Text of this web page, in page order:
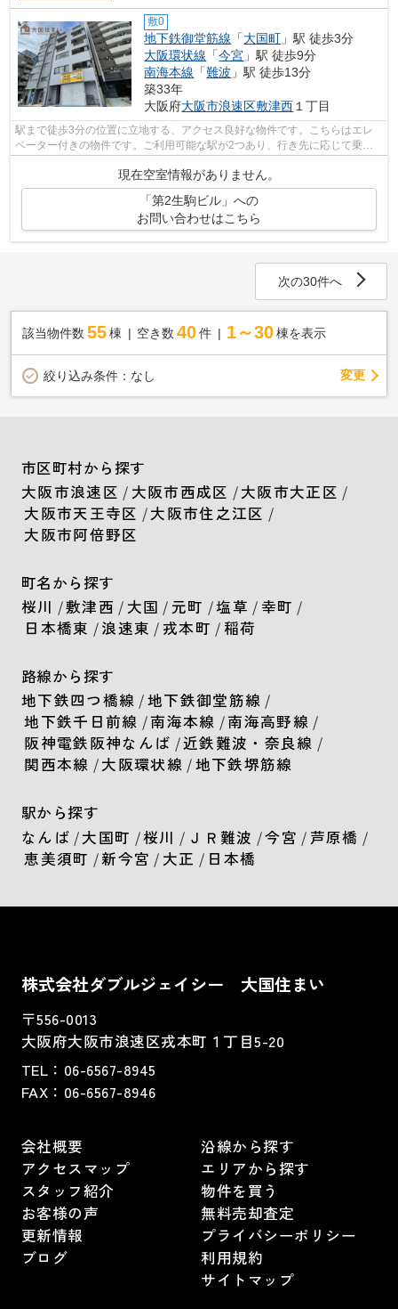
敷0
地下鉄御堂筋線 「大国町 」駅 徒歩3分
大阪環状線 「今宮 」駅 徒歩9分
南海本線 「難波 」駅 徒歩13分
築33年
大阪府大阪市浪速区敷津西 １丁目
駅まで徒歩3分の位置に立地する、アクセス良好な物件です。こちらはエレ
ベーター付きの物件です。ご利用可能な駅が2つあり、行き先に応じて乗車
駅の使い分けができます。「第2生駒ビル...
現在空室情報がありません。
「第2生駒ビル」への
お問い合わせはこちら
次の30件へ
該当物件数 55棟 空き数 40 件 1～30 棟を表示
絞り込み条件： なし 変更
市区町村から探す
大阪市浪速区 / 大阪市西成区 /大阪市大正区 /
大阪市天王寺区 /大阪市住之江区 /
大阪市阿倍野区
町名から探す
桜川 /敷津西 / 大国 / 元町 /塩草 / 幸町 /
日本橋東 /浪速東 / 戎本町 /稲荷
路線から探す
地下鉄四つ橋線 /地下鉄御堂筋線 /
地下鉄千日前線 /南海本線 /南海高野線 /
阪神電鉄阪神なんば /近鉄難波・奈良線 /
関西本線 /大阪環状線 /地下鉄堺筋線
駅から探す
なんば /大国町 /桜川 / ＪＲ難波 /今宮 / 芦原橋 /
恵美須町 /新今宮 / 大正 / 日本橋
株式会社ダブルジェイシー 大国住まい
〒556-0013
大阪府大阪市浪速区戎本町１丁目5-20
TEL： 06-6567-8945
FAX：06-6567-8946
会社概要
アクセスマップ
スタッフ紹介
お客様の声
更新情報
ブログ
沿線から探す
エリアから探す
物件を買う
無料売却査定
プライバシーポリシー
利用規約
サイトマップ